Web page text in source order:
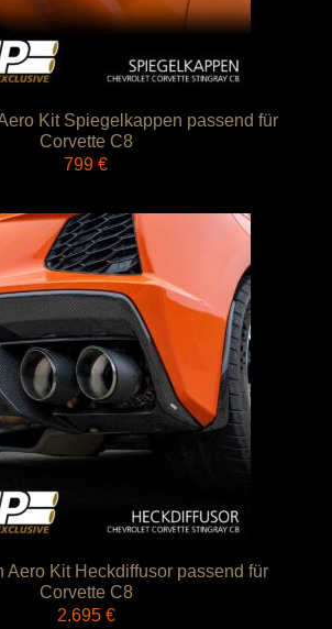
Kit Spiegelkappen passend für
Corvette C8
799 €
Aero Kit Heckdiffusor passend für
Corvette C8
2.695 €